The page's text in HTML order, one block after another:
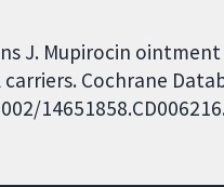
J. Mupirocin
Cochrane